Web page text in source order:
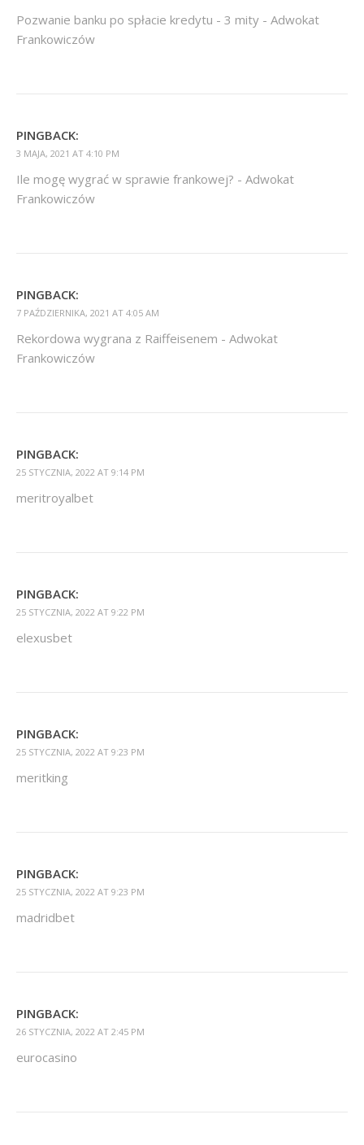
Pozwanie banku po spłacie kredytu - 3 mity - Adwokat
Frankowiczów
PINGBACK:
3 MAJA, 2021 AT 4:10 PM
Ile mogę wygrać w sprawie frankowej? - Adwokat
Frankowiczów
PINGBACK:
7 PAŹDZIERNIKA, 2021 AT 4:05 AM
Rekordowa wygrana z Raiffeisenem - Adwokat
Frankowiczów
PINGBACK:
25 STYCZNIA, 2022 AT 9:14 PM
meritroyalbet
PINGBACK:
25 STYCZNIA, 2022 AT 9:22 PM
elexusbet
PINGBACK:
25 STYCZNIA, 2022 AT 9:23 PM
meritking
PINGBACK:
25 STYCZNIA, 2022 AT 9:23 PM
madridbet
PINGBACK:
26 STYCZNIA, 2022 AT 2:45 PM
eurocasino